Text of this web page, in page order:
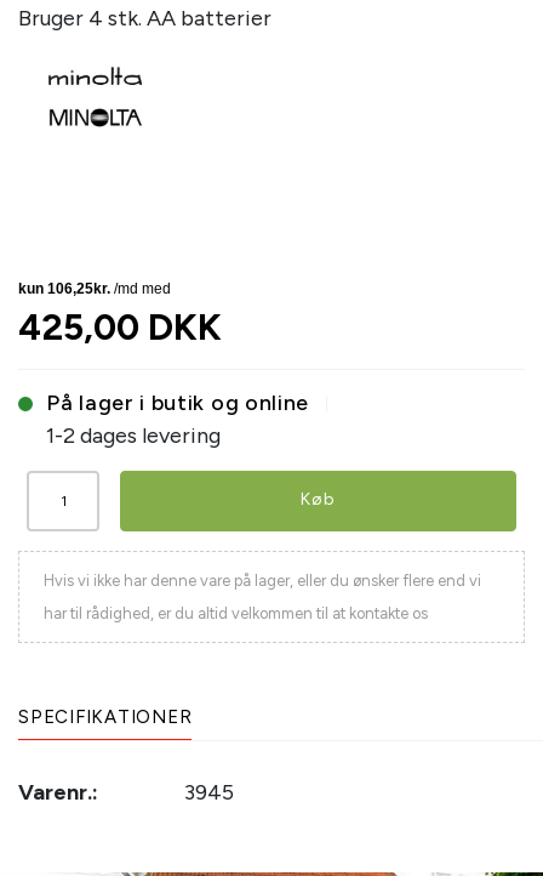
Bruger 4 stk. AA batterier
425,00 DKK
På lager i butik og online
1-2 dages levering
Køb
Hvis vi ikke har denne vare på lager, eller du ønsker flere end vi
har til rådighed, er du altid velkommen til at kontakte os
SPECIFIKATIONER
Varenr.: 3945